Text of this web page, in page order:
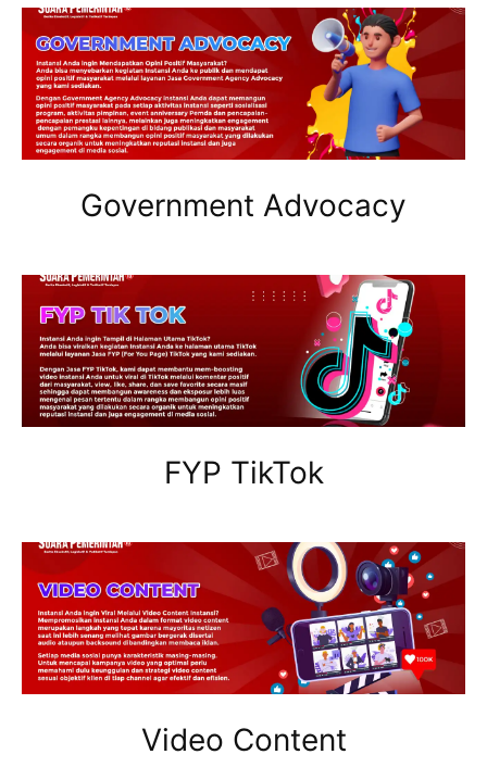
Government Advocacy
FYP TikTok
Video Content